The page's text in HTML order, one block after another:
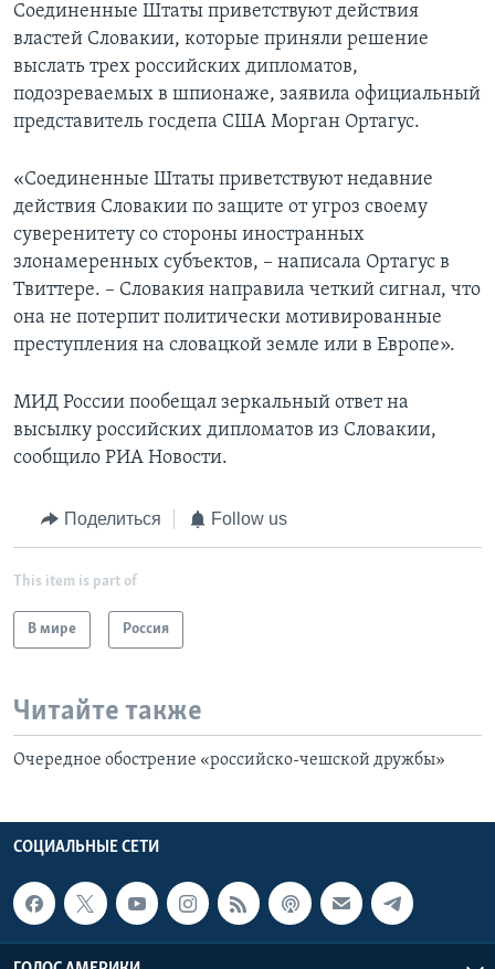
Соединенные Штаты приветствуют действия
властей Словакии, которые приняли решение
выслать трех российских дипломатов,
подозреваемых в шпионаже, заявила официальный
представитель госдепа США Морган Ортагус.
«Соединенные Штаты приветствуют недавние
действия Словакии по защите от угроз своему
суверенитету со стороны иностранных
злонамеренных субъектов, – написала Ортагус в
Твиттере. – Словакия направила четкий сигнал, что
она не потерпит политически мотивированные
преступления на словацкой земле или в Европе».
МИД России пообещал зеркальный ответ на
высылку российских дипломатов из Словакии,
сообщило РИА Новости.
Поделиться Follow us
This item is part of
В мире Россия
Читайте также
Очередное обострение «российско-чешской дружбы»
СОЦИАЛЬНЫЕ СЕТИ